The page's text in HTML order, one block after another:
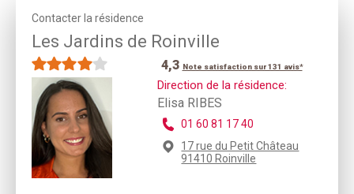
Contacter la résidence
Les Jardins de Roinville
4,3 Note satisfaction sur 131 avis*
Direction de la résidence:
Elisa RIBES
01 60 81 17 40
17 rue du Petit Château
91410 Roinville